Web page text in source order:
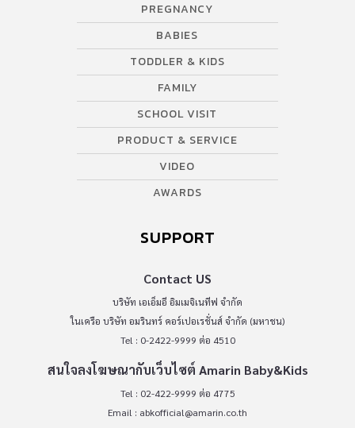
PREGNANCY
BABIES
TODDLER & KIDS
FAMILY
SCHOOL VISIT
PRODUCT & SERVICE
VIDEO
AWARDS
SUPPORT
Contact US
บริษัท เอเอ็มอี อิมเมจิเนทีฟ จำกัด
ในเครือ บริษัท อมรินทร์ คอร์เปอเรชั่นส์ จำกัด (มหาชน)
Tel : 0-2422-9999 ต่อ 4510
สนใจลงโฆษณากับเว็บไซต์ Amarin Baby&Kids
Tel : 02-422-9999 ต่อ 4775
Email : abkofficial@amarin.co.th